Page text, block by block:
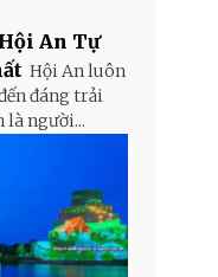
An Tự
Hội An luôn
đáng trải
là người...